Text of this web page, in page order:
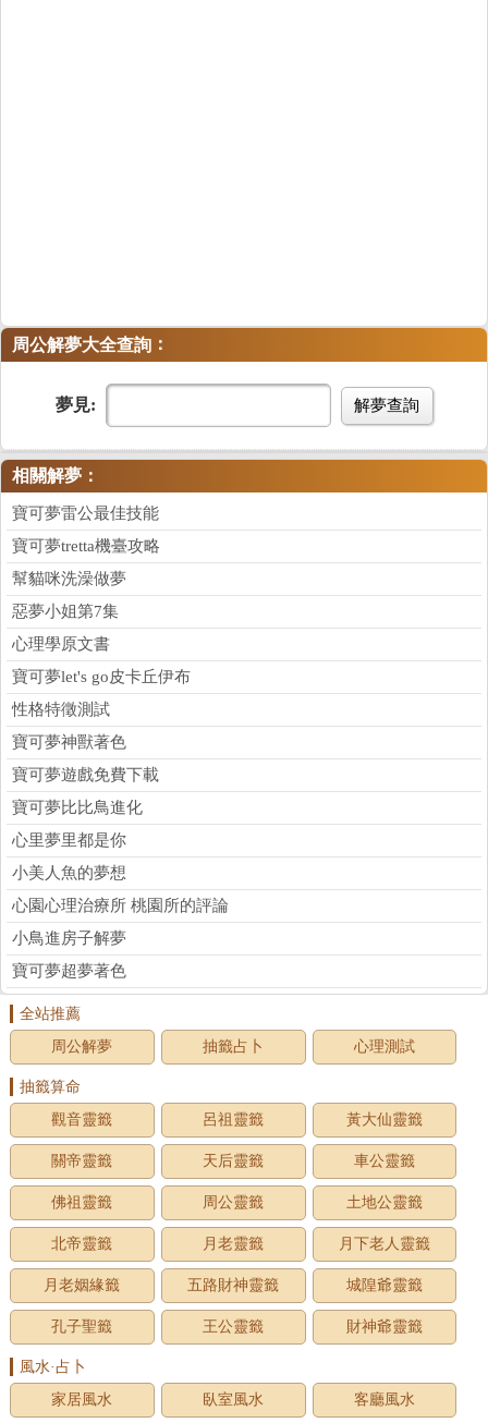
周公解夢大全查詢 ：
夢見: 解夢查詢
相關解夢：
寶可夢雷公最佳技能
寶可夢tretta機臺攻略
幫貓咪洗澡做夢
惡夢小姐第7集
心理學原文書
寶可夢let's go皮卡丘伊布
性格特徵測試
寶可夢神獸著色
寶可夢遊戲免費下載
寶可夢比比鳥進化
心里夢里都是你
小美人魚的夢想
心園心理治療所 桃園所的評論
小鳥進房子解夢
寶可夢超夢著色
全站推薦
周公解夢
抽籤占卜 心理測試
抽籤算命
觀音靈籤
呂祖靈籤 黃大仙靈籤
關帝靈籤 天后靈籤 車公靈籤
佛祖靈籤 周公靈籤 土地公靈籤
北帝靈籤 月老靈籤 月下老人靈籤
月老姻緣籤 五路財神靈籤 城隍爺靈籤
孔子聖籤 王公靈籤 財神爺靈籤
風水·占卜
家居風水
臥室風水 客廳風水